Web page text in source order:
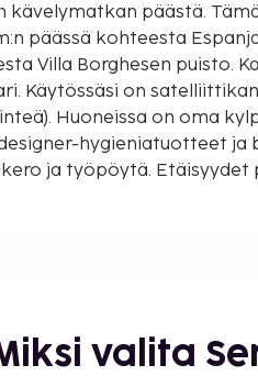
päästä. Tämä perheystävällinen hotelli
päässä kohteesta
Villa Borghesen puisto.
Käytössäsi on
Huoneissa on oma
hygieniatuotteet ja
ja työpöytä. Etäisyydet
km / 0,3 mi
portaat - 0,5 km / 0,3 mi
valita